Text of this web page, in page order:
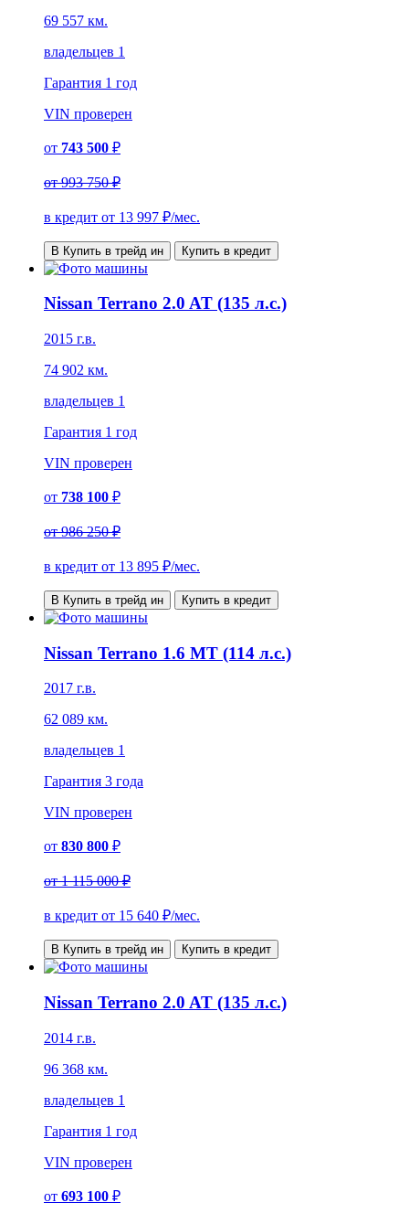
69 557 км.
владельцев 1
Гарантия 1 год
VIN проверен
от 743 500 ₽
от993 750 ₽
в кредит от 13 997 ₽/мес.
В Купить в трейд ин Купить в кредит
Nissan Terrano 2.0 AT (135 л.с.)
2015 г.в.
74 902 км.
владельцев 1
Гарантия 1 год
VIN проверен
от 738 100 ₽
от986 250 ₽
в кредит от 13 895 ₽/мес.
В Купить в трейд ин Купить в кредит
Nissan Terrano 1.6 MT (114 л.с.)
2017 г.в.
62 089 км.
владельцев 1
Гарантия 3 года
VIN проверен
от 830 800 ₽
от1 115 000 ₽
в кредит от 15 640 ₽/мес.
В Купить в трейд ин Купить в кредит
Nissan Terrano 2.0 AT (135 л.с.)
2014 г.в.
96 368 км.
владельцев 1
Гарантия 1 год
VIN проверен
от 693 100 ₽